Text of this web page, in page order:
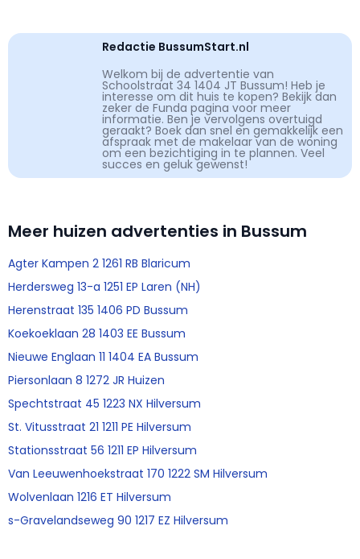
Redactie BussumStart.nl
Welkom bij de advertentie van
Schoolstraat 34 1404 JT Bussum! Heb je
interesse om dit huis te kopen? Bekijk dan
zeker de Funda pagina voor meer
informatie. Ben je vervolgens overtuigd
geraakt? Boek dan snel en gemakkelijk een
afspraak met de makelaar van de woning
om een bezichtiging in te plannen. Veel
succes en geluk gewenst!
Meer huizen advertenties in Bussum
Agter Kampen 2 1261 RB Blaricum
Herdersweg 13-a 1251 EP Laren (NH)
Herenstraat 135 1406 PD Bussum
Koekoeklaan 28 1403 EE Bussum
Nieuwe Englaan 11 1404 EA Bussum
Piersonlaan 8 1272 JR Huizen
Spechtstraat 45 1223 NX Hilversum
St. Vitusstraat 21 1211 PE Hilversum
Stationsstraat 56 1211 EP Hilversum
Van Leeuwenhoekstraat 170 1222 SM Hilversum
Wolvenlaan 1216 ET Hilversum
s-Gravelandseweg 90 1217 EZ Hilversum